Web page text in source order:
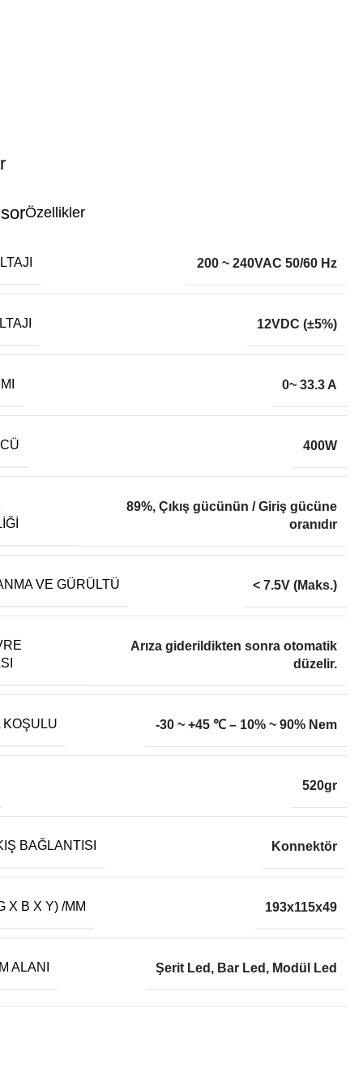
Özellikler
200 ~ 240VAC 50/60 Hz
12VDC (±5%)
0~ 33.3 A
400W
89%, Çıkış gücünün / Giriş gücüne
oranıdır
VE GÜRÜLTÜ < 7.5V (Maks.)
Arıza giderildikten sonra otomatik
düzelir.
KOŞULU -30 ~ +45 ℃ – 10% ~ 90% Nem
520gr
BAĞLANTISI Konnektör
X B X Y) /MM 193x115x49
ALANI Şerit Led, Bar Led, Modül Led